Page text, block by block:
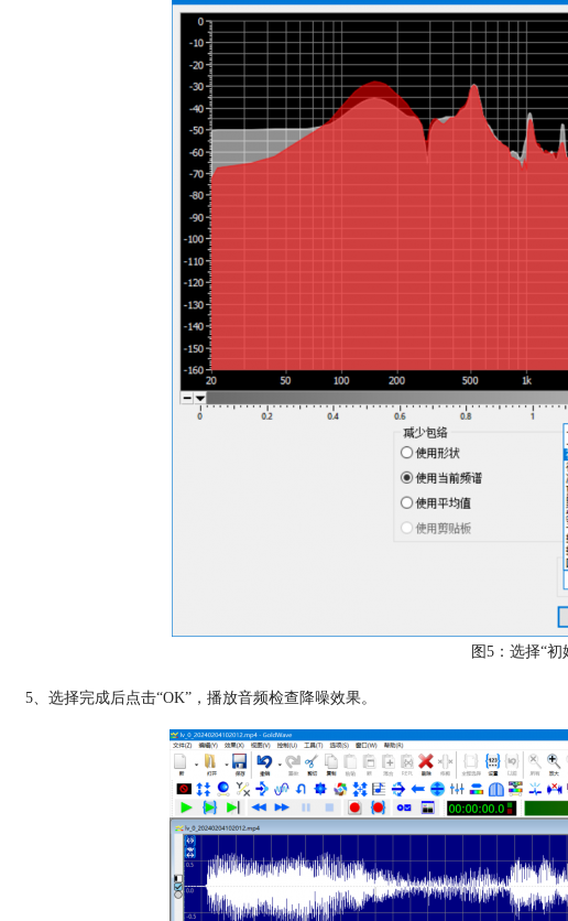
图5：选择“初
5、选择完成后点击“OK”，播放音频检查降噪效果。